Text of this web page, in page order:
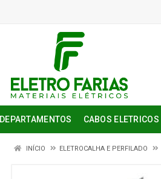
DEPARTAMENTOS CABOS ELETRICOS
INÍCIO ELETROCALHA E PERFILADO